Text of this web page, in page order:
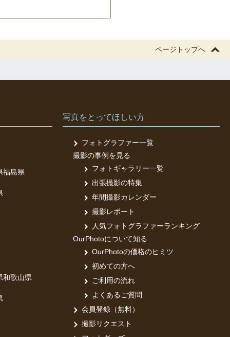
ページトップへ
福島県
和歌山県
写真をとってほしい方
フォトグラファー一覧
撮影の事例を見る
フォトギャラリー一覧
出張撮影の特集
年間撮影カレンダー
撮影レポート
人気フォトグラファーランキング
OurPhotoについて知る
OurPhotoの価格のヒミツ
初めての方へ
ご利用の流れ
よくあるご質問
会員登録（無料）
撮影リクエスト